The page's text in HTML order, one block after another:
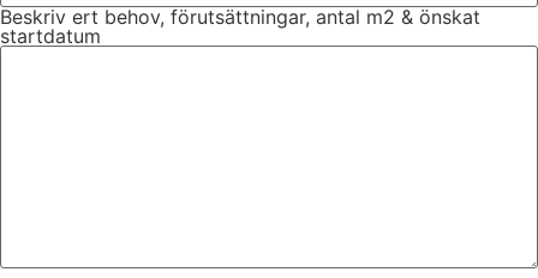
Beskriv ert behov, förutsättningar, antal m2 & önskat
startdatum